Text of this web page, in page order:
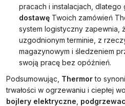
pracach i instalacjach, dlatego
dostawę Twoich zamówień
system logistyczny zapewnia,
uzgodnionym terminie, z
magazynowym i śledzeniem
swoją pracę bez opóźnień.
Podsumowując, Thermorto
trwałości w ogrzewaniu i ciepłej
bojlery elektryczne